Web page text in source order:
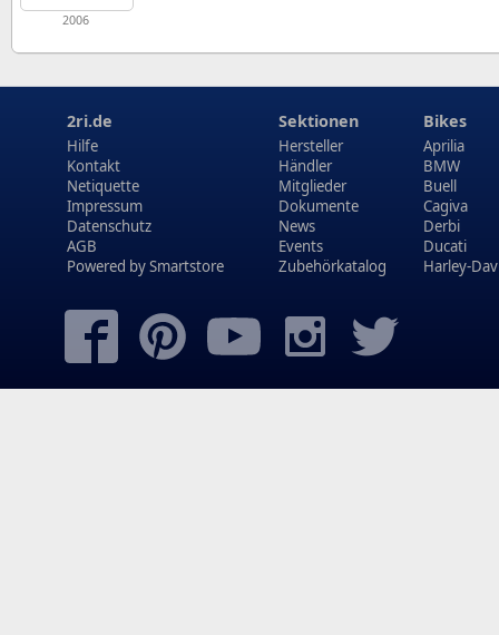
2006
2ri.de
Hilfe
Kontakt
Netiquette
Impressum
Datenschutz
AGB
Powered bySmartstore
Sektionen
Hersteller
Händler
Mitglieder
Dokumente
News
Events
Zubehörkatalog
Bikes
Aprilia
BMW
Buell
Cagiva
Derbi
Ducati
Harley-